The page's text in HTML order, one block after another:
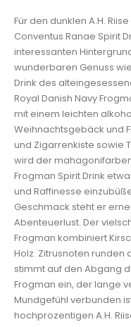
Für den dunklen A.H.
Conventus Ranae Spirit
interessanten
wunderbaren Genuss
Drink des
Royal Danish Navy
mit einem leichten
Weihnachtsgebäck und
und Zigarrenkiste sowie
wird der
Frogman Spirit Drink
und Raffinesse
Geschmack steht er
Abenteuerlust. Der
Frogman kombiniert
Holz. Zitrusnoten runden
stimmt auf den Abgang
Frogman ein, der lange
Mundgefühl verbunden
hochprozentigen A.H.